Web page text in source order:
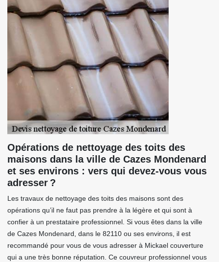
Opérations de nettoyage des toits des
maisons dans la ville de Cazes Mondenard
et ses environs : vers qui devez-vous vous
adresser ?
Les travaux de nettoyage des toits des maisons sont des
opérations qu’il ne faut pas prendre à la légère et qui sont à
confier à un prestataire professionnel. Si vous êtes dans la ville
de Cazes Mondenard, dans le 82110 ou ses environs, il est
recommandé pour vous de vous adresser à Mickael couverture
qui a une très bonne réputation. Ce couvreur professionnel vous